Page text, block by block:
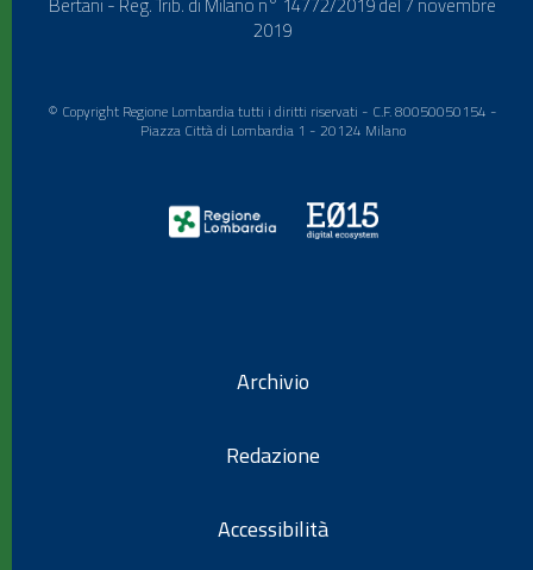
Bertani - Reg. Trib. di Milano n° 14772/2019 del 7 novembre
2019
© Copyright Regione Lombardia tutti i diritti riservati - C.F. 80050050154 -
Piazza Città di Lombardia 1 - 20124 Milano
Archivio
Redazione
Accessibilità